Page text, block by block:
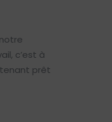
c’est à
prêt